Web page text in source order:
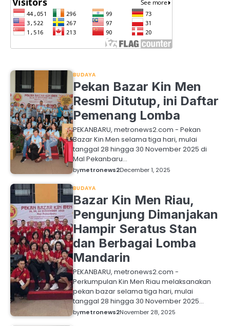
BUDAYA
Pekan Bazar Kin Men
Resmi Ditutup, ini Daftar
Pemenang Lomba
PEKANBARU, metronews2.com - Pekan
Bazar Kin Men selama tiga hari, mulai
tanggal 28 hingga 30 November 2025 di
Mal Pekanbaru…
bymetronews2December 1, 2025
BUDAYA
Bazar Kin Men Riau,
Pengunjung Dimanjakan
Hampir Seratus Stan
dan Berbagai Lomba
Mandarin
PEKANBARU, metronews2.com -
Perkumpulan Kin Men Riau melaksanakan
pekan bazar selama tiga hari, mulai
tanggal 28 hingga 30 November 2025…
bymetronews2November 28, 2025